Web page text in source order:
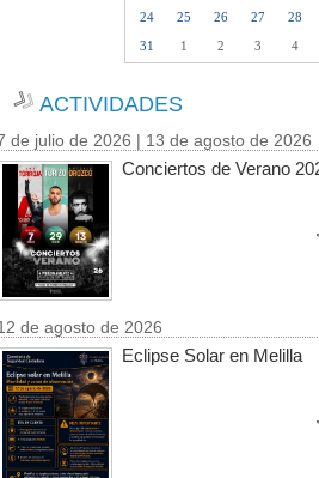
24
25 26 27 28
31
1 2 3 4
ACTIVIDADES
de julio de 2026 | 13 de agosto de 2026
Conciertos de Verano
de agosto de 2026
Eclipse Solar en Melilla